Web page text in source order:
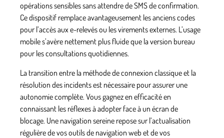
opérations sensibles sans attendre de SMS de confirmation.
Ce dispositif remplace avantageusement les anciens codes
pour l’accès aux e-relevés ou les virements externes. L’usage
mobile s’avère nettement plus fluide que la version bureau
pour les consultations quotidiennes.
La transition entre la méthode de connexion classique et la
résolution des incidents est nécessaire pour assurer une
autonomie complète. Vous gagnez en efficacité en
connaissant les réflexes à adopter face à un écran de
blocage. Une navigation sereine repose sur l’actualisation
régulière de vos outils de navigation web et de vos